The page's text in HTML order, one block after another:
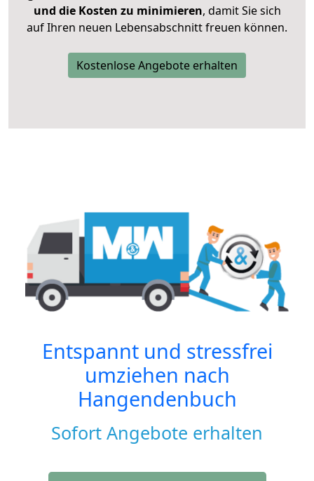
und die Kosten zu minimieren, damit Sie sich
auf Ihren neuen Lebensabschnitt freuen können.
Kostenlose Angebote erhalten
Entspannt und stressfrei
umziehen nach
Hangendenbuch
Sofort Angebote erhalten